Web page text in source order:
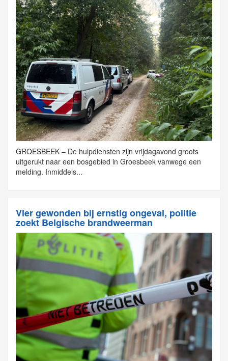
GROESBEEK – De hulpdiensten zijn vrijdagavond groots
uitgerukt naar een bosgebied in Groesbeek vanwege een
melding. Inmiddels...
Vier gewonden bij ernstig ongeval, politie
zoekt Belgische brandweerman